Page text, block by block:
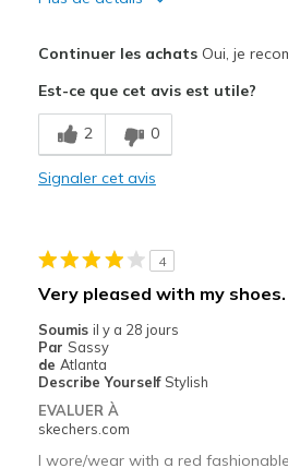
CONSIDER SOX WHEN FITTING!
Comfortable
Le contre
WOMEN'S SIZE 11 RUN OUT OF
Les meilleures utilisations
Casual Wear
Continuer les achatsOui, je
Est-ce que cet avis est utile?
2 0
Signaler cet avis
4
Very pleased with my shoes.
Soumis il y a 28 jours
Par Sassy
de Atlanta
Describe Yourself Stylish
EVALUER À
skechers.com
I wore/wear with a red